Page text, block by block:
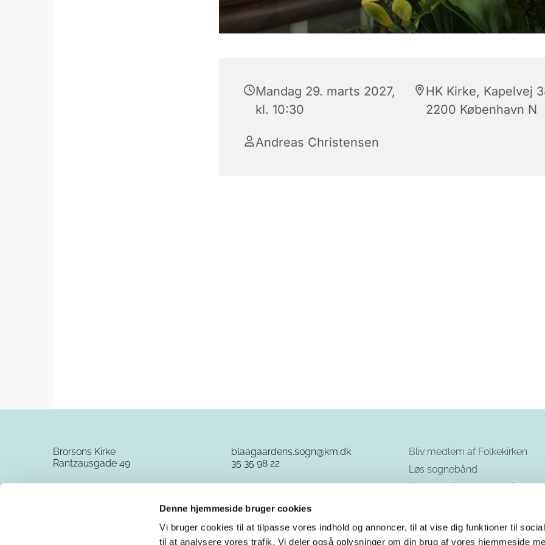
Denne hjemmeside bruger cookies
Vi bruger cookies til at tilpasse vores indhold og annoncer, til at vise dig funktioner til
til at analysere vores trafik. Vi deler også oplysninger om din brug af vores hjemmeside
Mandag 29. marts 2027,
kl. 10:30
HK Kirke, Kapelvej
2200 København N
Andreas Christensen
Brorsons Kirke
Rantzausgade 49
blaagaardens.sogn@km.dk
35 35 98 22
Bliv medlem af Folkekirken
Løs sognebånd
Tilgængelighedserklæring